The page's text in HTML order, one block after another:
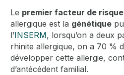
Le premier facteur de risque
allergique est la génétique
l’INSERM, lorsqu’on a deux
rhinite allergique, on a 70 %
développer cette allergie,
d’antécédent familial.